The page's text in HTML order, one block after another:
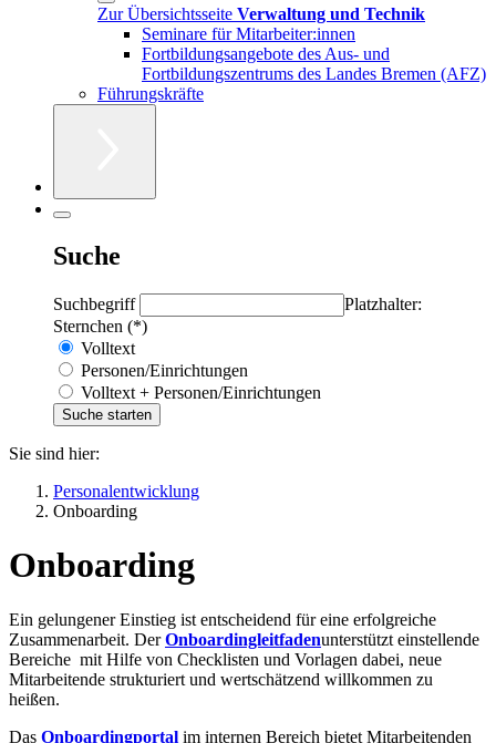
Zur Übersichtsseite Verwaltung und Technik
Seminare für Mitarbeiter:innen
Fortbildungsangebote des Aus- und
Fortbildungszentrums des Landes Bremen (AFZ)
Führungskräfte
Suche
Suchbegriff
Platzhalter:
Sternchen (*)
Volltext
Personen/Einrichtungen
Volltext + Personen/Einrichtungen
Sie sind hier:
Personalentwicklung
Onboarding
Onboarding
Ein gelungener Einstieg ist entscheidend für eine erfolgreiche
Zusammenarbeit. DerOnboardingleitfadenunterstützt einstellende
Bereiche mit Hilfe von Checklisten und Vorlagen dabei, neue
Mitarbeitende strukturiert und wertschätzend willkommen zu
heißen.
Das Onboardingportal im internen Bereich bietet Mitarbeitenden